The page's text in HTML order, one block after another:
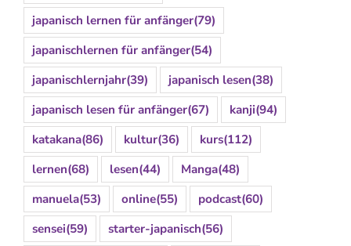
japanisch lernen für anfänger(79)
japanischlernen für anfänger(54)
japanischlernjahr(39) japanisch lesen(38)
japanisch lesen für anfänger(67) kanji(94)
katakana(86) kultur(36) kurs(112)
lernen(68) lesen(44) Manga(48)
manuela(53) online(55) podcast(60)
sensei(59) starter-japanisch(56)